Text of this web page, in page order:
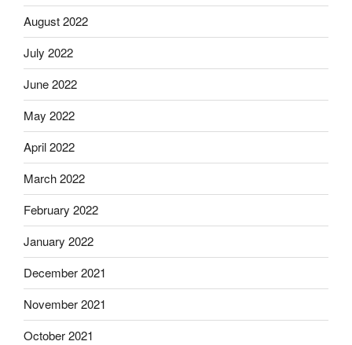
August 2022
July 2022
June 2022
May 2022
April 2022
March 2022
February 2022
January 2022
December 2021
November 2021
October 2021